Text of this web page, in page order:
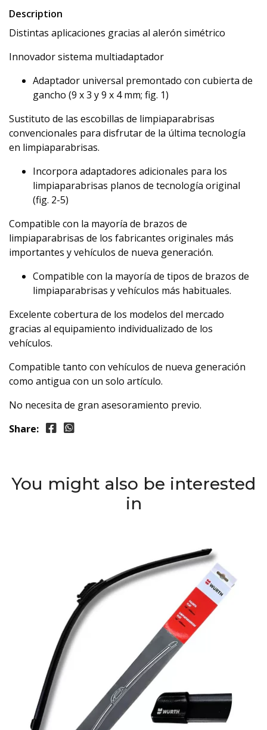
Description
Distintas aplicaciones gracias al alerón simétrico
Innovador sistema multiadaptador
Adaptador universal premontado con cubierta de
gancho (9 x 3 y 9 x 4 mm; fig. 1)
Sustituto de las escobillas de limpiaparabrisas
convencionales para disfrutar de la última tecnología
en limpiaparabrisas.
Incorpora adaptadores adicionales para los
limpiaparabrisas planos de tecnología original
(fig. 2-5)
Compatible con la mayoría de brazos de
limpiaparabrisas de los fabricantes originales más
importantes y vehículos de nueva generación.
Compatible con la mayoría de tipos de brazos de
limpiaparabrisas y vehículos más habituales.
Excelente cobertura de los modelos del mercado
gracias al equipamiento individualizado de los
vehículos.
Compatible tanto con vehículos de nueva generación
como antigua con un solo artículo.
No necesita de gran asesoramiento previo.
Share:
You might also be interested
in